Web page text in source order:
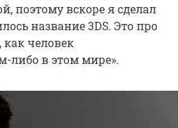
поэтому вскоре я сделал
название 3DS. Это про
человек
либо в этом мире».